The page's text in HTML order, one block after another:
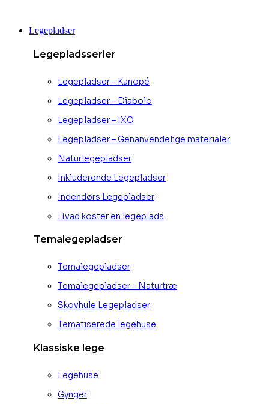
indholdLegepladser
Legepladsserier
Legepladser – Kanopé
Legepladser – Diabolo
Legepladser – IXO
Legepladser – Genanvendelige materialer
Naturlegepladser
Inkluderende Legepladser
Indendørs Legepladser
Hvad koster en legeplads
Temalegepladser
Temalegepladser
Temalegepladser - Naturtræ
Skovhule Legepladser
Tematiserede legehuse
Klassiske lege
Legehuse
Gynger